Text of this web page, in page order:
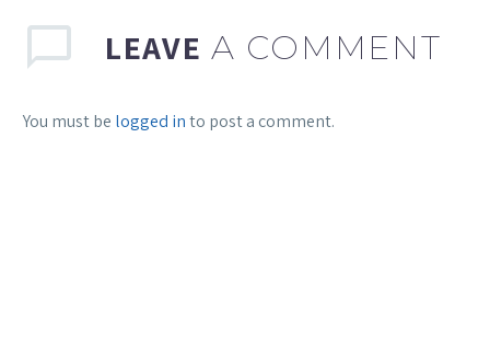
LEAVE A COMMENT
You must be logged into post a comment.